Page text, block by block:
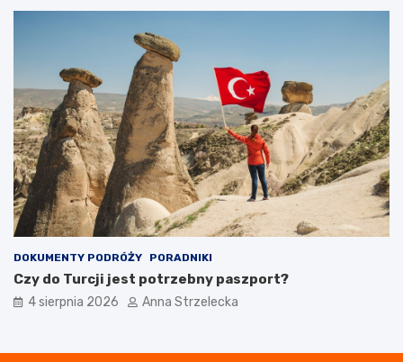
DOKUMENTY PODRÓŻY PORADNIKI
Czy do Turcji jest potrzebny paszport?
4 sierpnia 2026 Anna Strzelecka